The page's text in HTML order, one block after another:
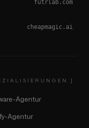
futrlab.com
cheapmagic.ai
]
Agentur
Agentur